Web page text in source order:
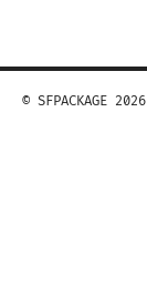
© SFPACKAGE 2026